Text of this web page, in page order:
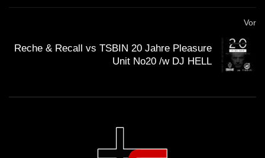
Vor
Reche & Recall vs TSBIN 20 Jahre Pleasure
Unit No20 /w DJ HELL